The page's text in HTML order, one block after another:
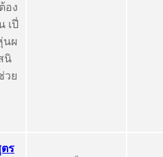
อง
เปี่
นผ
นิ
วย
ตร